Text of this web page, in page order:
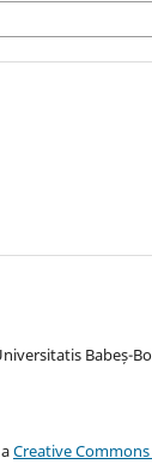
Babeș-
Creative